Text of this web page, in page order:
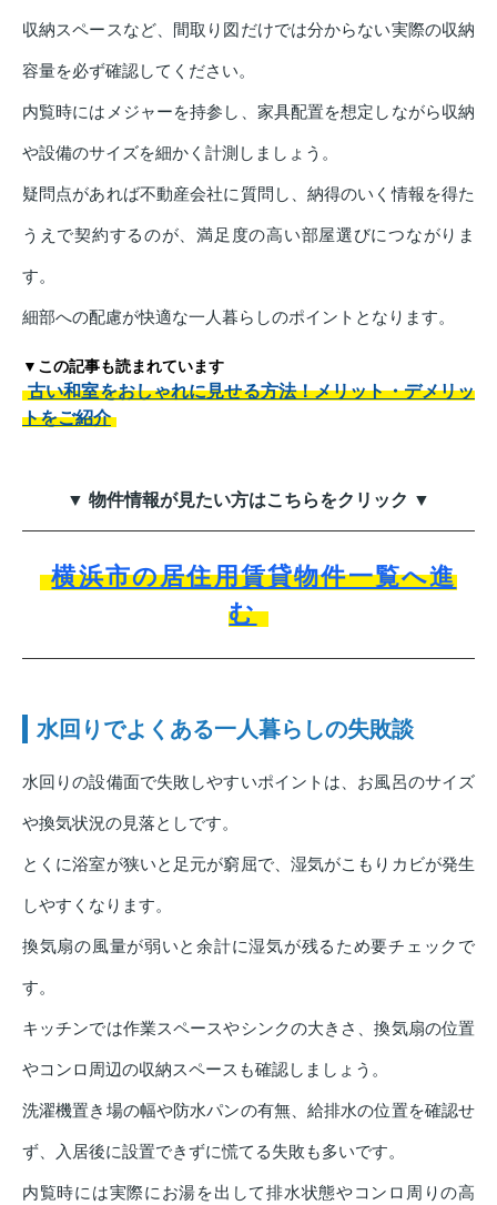
収納スペースなど、間取り図だけでは分からない実際の収納
容量を必ず確認してください。
内覧時にはメジャーを持参し、家具配置を想定しながら収納
や設備のサイズを細かく計測しましょう。
疑問点があれば不動産会社に質問し、納得のいく情報を得た
うえで契約するのが、満足度の高い部屋選びにつながりま
す。
細部への配慮が快適な一人暮らしのポイントとなります。
▼この記事も読まれています
古い和室をおしゃれに見せる方法！メリット・デメリッ
トをご紹介
▼ 物件情報が見たい方はこちらをクリック ▼
横浜市の居住用賃貸物件一覧へ進
む
水回りでよくある一人暮らしの失敗談
水回りの設備面で失敗しやすいポイントは、お風呂のサイズ
や換気状況の見落としです。
とくに浴室が狭いと足元が窮屈で、湿気がこもりカビが発生
しやすくなります。
換気扇の風量が弱いと余計に湿気が残るため要チェックで
す。
キッチンでは作業スペースやシンクの大きさ、換気扇の位置
やコンロ周辺の収納スペースも確認しましょう。
洗濯機置き場の幅や防水パンの有無、給排水の位置を確認せ
ず、入居後に設置できずに慌てる失敗も多いです。
内覧時には実際にお湯を出して排水状態やコンロ周りの高